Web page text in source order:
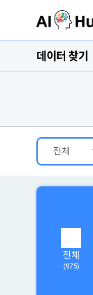
데이터 찾기
전체
(975)